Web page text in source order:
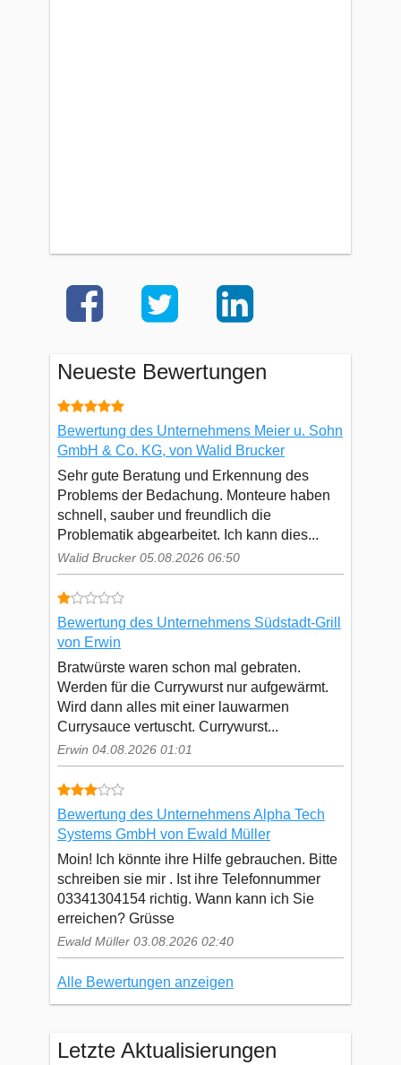
Neueste Bewertungen
Bewertung des Unternehmens Meier u. Sohn
GmbH & Co. KG, von Walid Brucker
Sehr gute Beratung und Erkennung des
Problems der Bedachung. Monteure haben
schnell, sauber und freundlich die
Problematik abgearbeitet. Ich kann dies...
Walid Brucker 05.08.2026 06:50
Bewertung des Unternehmens Südstadt-Grill
von Erwin
Bratwürste waren schon mal gebraten.
Werden für die Currywurst nur aufgewärmt.
Wird dann alles mit einer lauwarmen
Currysauce vertuscht. Currywurst...
Erwin 04.08.2026 01:01
Bewertung des Unternehmens Alpha Tech
Systems GmbH von Ewald Müller
Moin! Ich könnte ihre Hilfe gebrauchen. Bitte
schreiben sie mir . Ist ihre Telefonnummer
03341304154 richtig. Wann kann ich Sie
erreichen? Grüsse
Ewald Müller 03.08.2026 02:40
Alle Bewertungen anzeigen
Letzte Aktualisierungen